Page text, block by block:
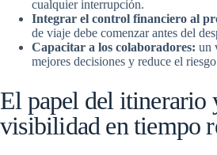
cualquier interrupción.
Integrar el control financiero al
de viaje debe comenzar antes del
Capacitar a los colaboradores: un
mejores decisiones y reduce el
El papel del itinerario
visibilidad en tiempo